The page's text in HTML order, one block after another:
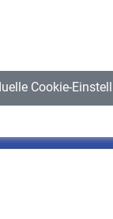
Cookie-